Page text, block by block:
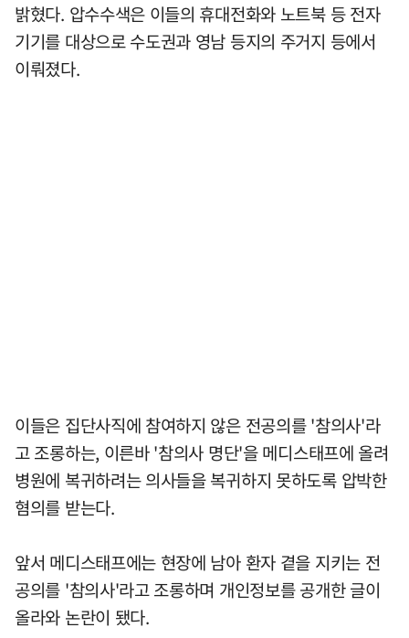
밝혔다. 압수수색은 이들의 휴대전화와 노트북 등 전자
기기를 대상으로 수도권과 영남 등지의 주거지 등에서
이뤄졌다.
이들은 집단사직에 참여하지 않은 전공의를 '참의사'라
고 조롱하는, 이른바 '참의사 명단'을 메디스태프에 올려
병원에 복귀하려는 의사들을 복귀하지 못하도록 압박한
혐의를 받는다.
앞서 메디스태프에는 현장에 남아 환자 곁을 지키는 전
공의를 '참의사'라고 조롱하며 개인정보를 공개한 글이
올라와 논란이 됐다.